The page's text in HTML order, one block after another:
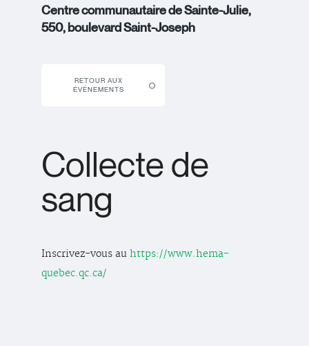
Centre communautaire de Sainte-Julie,
550, boulevard Saint-Joseph
RETOUR AUX
ÉVÉNEMENTS
Collecte de
sang
Inscrivez-vous au https://www.hema-
quebec.qc.ca/